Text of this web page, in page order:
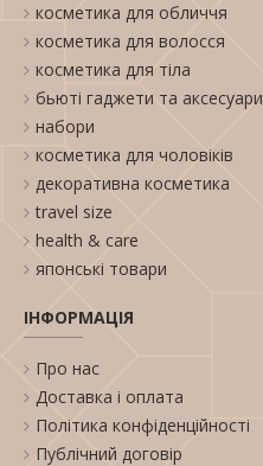
косметика для обличчя
косметика для волосся
косметика для тіла
бьюті гаджети та аксесуари
набори
косметика для чоловіків
декоративна косметика
travel size
health & care
японські товари
ІНФОРМАЦІЯ
Про нас
Доставка і оплата
Політика конфіденційності
Публічний договір